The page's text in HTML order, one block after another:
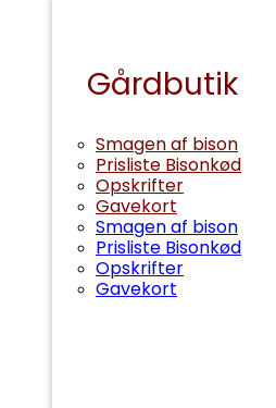
Gårdbutik
Smagen af bison
Prisliste Bisonkød
Opskrifter
Gavekort
Smagen af bison
Prisliste Bisonkød
Opskrifter
Gavekort